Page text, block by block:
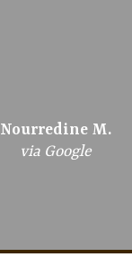
Valentine B.
via Google
Nourredine M.
via Google
Véronique C.
via TripAdvisor
Alexa M.
via Booking